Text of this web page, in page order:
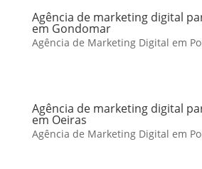
Agência de marketing digital
em Gondomar
Agência de Marketing Digital em
Agência de marketing digital
em Oeiras
Agência de Marketing Digital em